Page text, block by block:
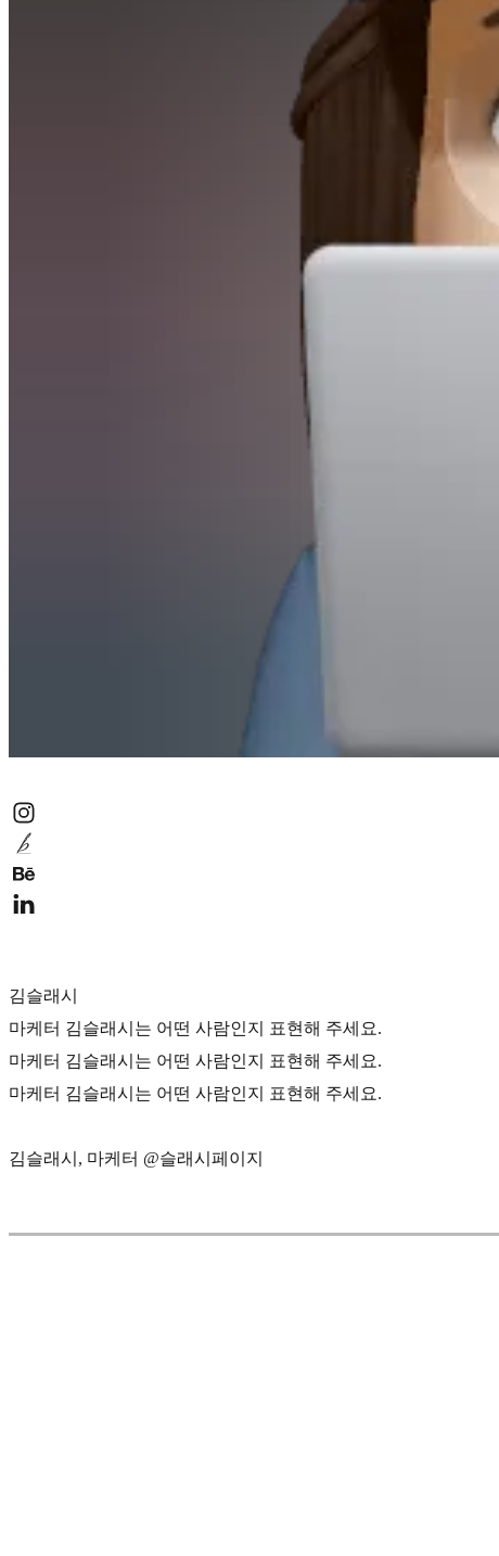
김슬래시
마케터 김슬래시는 어떤 사람인지 표현해 주세요.
마케터 김슬래시는 어떤 사람인지 표현해 주세요.
마케터 김슬래시는 어떤 사람인지 표현해 주세요.
김슬래시, 마케터 @슬래시페이지